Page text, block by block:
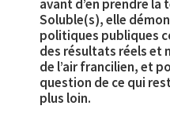
avant d’en prendre la
Soluble(s), elle
politiques publiques
des résultats réels et
de l’air francilien, et
question de ce qui
plus loin.